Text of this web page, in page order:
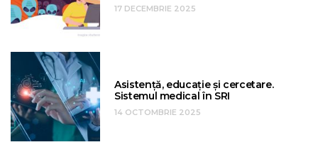
17 DECEMBRIE 2025
Asistență, educație și cercetare.
Sistemul medical în SRI
14 OCTOMBRIE 2025